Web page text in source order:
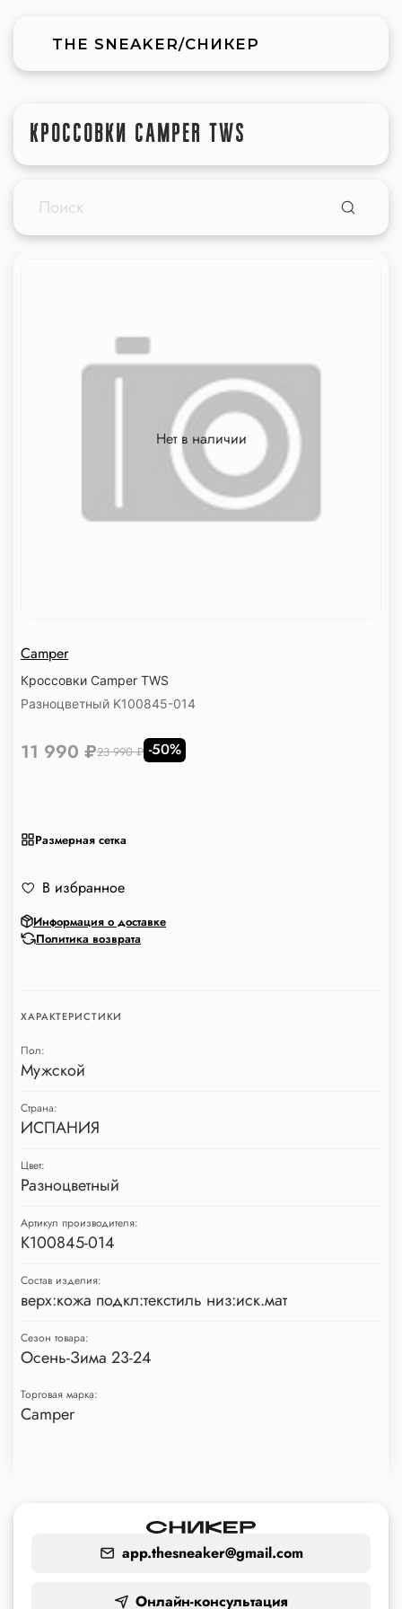
THE SNEAKER/СНИКЕР
КРОССОВКИ CAMPER TWS
Нет в наличии
Camper
Кроссовки Camper TWS
Разноцветный K100845-014
Размерная сетка
11 990 ₽23 990 ₽ -50%
В избранное
Информация о доставке
Политика возврата
ХАРАКТЕРИСТИКИ
Пол:
Мужской
Страна:
ИСПАНИЯ
Цвет:
Разноцветный
Артикул производителя:
K100845-014
Состав изделия:
верх:кожа подкл:текстиль низ:иск.мат
Сезон товара:
Осень-Зима 23-24
Торговая марка:
Camper
app.thesneaker@gmail.com
Онлайн-консультация